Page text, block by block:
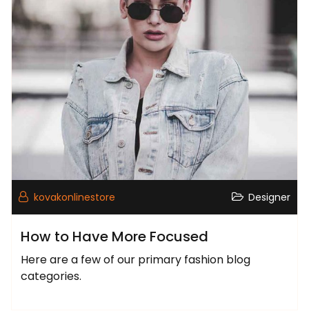
kovakonlinestore Designer
How to Have More Focused
Here are a few of our primary fashion blog
categories.